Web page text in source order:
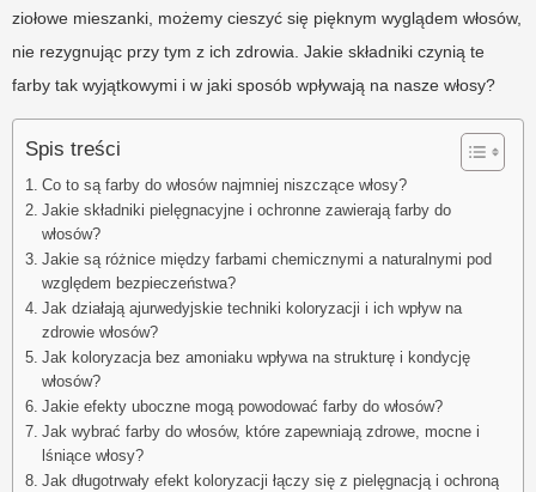
ziołowe mieszanki, możemy cieszyć się pięknym wyglądem włosów,
nie rezygnując przy tym z ich zdrowia. Jakie składniki czynią te
farby tak wyjątkowymi i w jaki sposób wpływają na nasze włosy?
Spis treści
Co to są farby do włosów najmniej niszczące włosy?
Jakie składniki pielęgnacyjne i ochronne zawierają farby do
włosów?
Jakie są różnice między farbami chemicznymi a naturalnymi pod
względem bezpieczeństwa?
Jak działają ajurwedyjskie techniki koloryzacji i ich wpływ na
zdrowie włosów?
Jak koloryzacja bez amoniaku wpływa na strukturę i kondycję
włosów?
Jakie efekty uboczne mogą powodować farby do włosów?
Jak wybrać farby do włosów, które zapewniają zdrowe, mocne i
lśniące włosy?
Jak długotrwały efekt koloryzacji łączy się z pielęgnacją i ochroną